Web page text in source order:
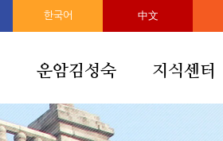
한국어 中文
운암김성숙 지식센터